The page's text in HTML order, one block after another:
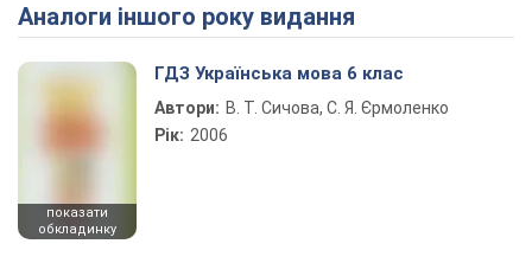
Play Video
Аналоги іншого року видання
показати
обкладинку
ГДЗ Українська мова 6 клас
Автори: В. Т. Сичова, С. Я. Єрмоленко
Рік: 2006